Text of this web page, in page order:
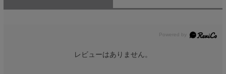
レビューはありません。